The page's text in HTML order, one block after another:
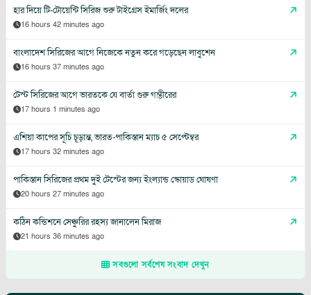
হার দিয়ে টি-টোয়েন্টি সিরিজ শুরু টাইগ্রেস ইমার্জিং দলের
16 hours 42 minutes ago
বাংলাদেশ সিরিজের আগে নিজেকে নতুন করে গড়েছেন লাবুশেন
16 hours 37 minutes ago
টেস্ট সিরিজের আগে ভারতকে যে বার্তা গুরু গম্ভীরের
17 hours 1 minutes ago
এশিয়া কাপের সূচি চূড়ান্ত, ভারত-পাকিস্তান ম্যাচ ৫ সেপ্টেম্বর
17 hours 32 minutes ago
পাকিস্তান সিরিজের প্রথম দুই টেস্টের জন্য ইংল্যান্ড স্কোয়াড ঘোষণা
20 hours 27 minutes ago
কঠিন কন্ডিশনে সেঞ্চুরির রহস্য জানালেন মিরাজ
21 hours 36 minutes ago
সবগুলো সর্বশেষ সংবাদ দেখুন